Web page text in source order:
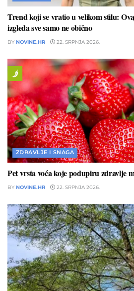
Trend koji se vratio u velikom stilu:
izgleda sve samo ne obično
BY NOVINE.HR 22. SRPNJA 2026.
ZDRAVLJE I SNAGA
Pet vrsta voća koje podupiru zdravlje
BY NOVINE.HR 22. SRPNJA 2026.